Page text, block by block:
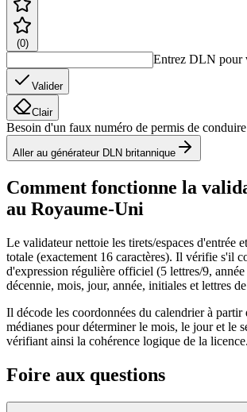
(0)
Entrez DLN pour
Valider
Clair
Besoin d'un faux numéro de permis de
Aller au générateur DLN britannique
Comment fonctionne la
au Royaume-Uni
Le validateur nettoie les tirets/espaces d'entrée
totale (exactement 16 caractères). Il vérifie s'il
d'expression régulière officiel (5 lettres/9, année
décennie, mois, jour, année, initiales et lettres
Il décode les coordonnées du calendrier à partir
médianes pour déterminer le mois, le jour et le
vérifiant ainsi la cohérence logique de la licence.
Foire aux questions